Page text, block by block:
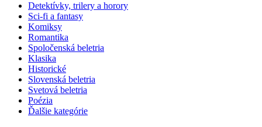
Detektívky, trilery a horory
Sci-fi a fantasy
Komiksy
Romantika
Spoločenská beletria
Klasika
Historické
Slovenská beletria
Svetová beletria
Poézia
Ďalšie kategórie